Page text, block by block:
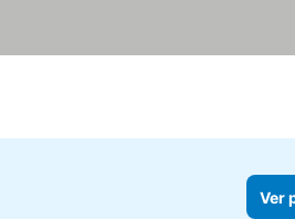
Ver